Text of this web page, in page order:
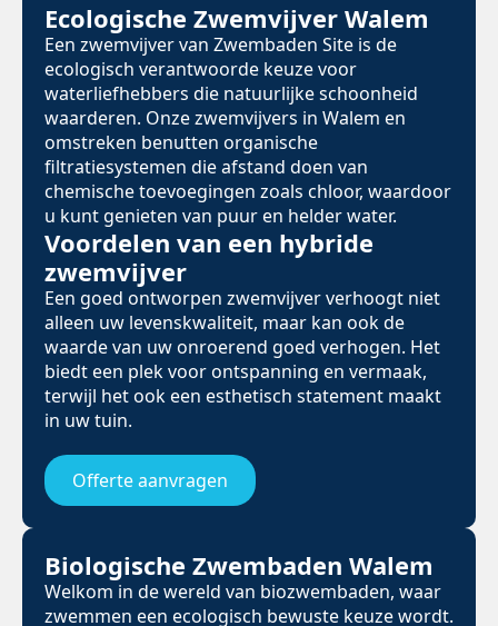
Ecologische Zwemvijver Walem
Een zwemvijver van Zwembaden Site is de
ecologisch verantwoorde keuze voor
waterliefhebbers die natuurlijke schoonheid
waarderen. Onze zwemvijvers in Walem en
omstreken benutten organische
filtratiesystemen die afstand doen van
chemische toevoegingen zoals chloor, waardoor
u kunt genieten van puur en helder water.
Voordelen van een hybride
zwemvijver
Een goed ontworpen zwemvijver verhoogt niet
alleen uw levenskwaliteit, maar kan ook de
waarde van uw onroerend goed verhogen. Het
biedt een plek voor ontspanning en vermaak,
terwijl het ook een esthetisch statement maakt
in uw tuin.
Offerte aanvragen
Biologische Zwembaden Walem
Welkom in de wereld van biozwembaden, waar
zwemmen een ecologisch bewuste keuze wordt.